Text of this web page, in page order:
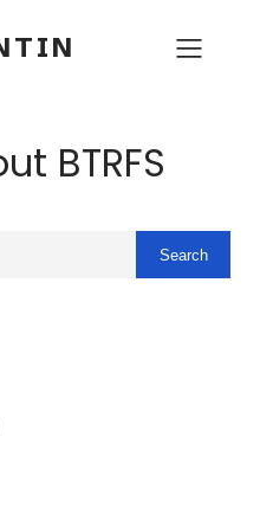
BTRFS
Search